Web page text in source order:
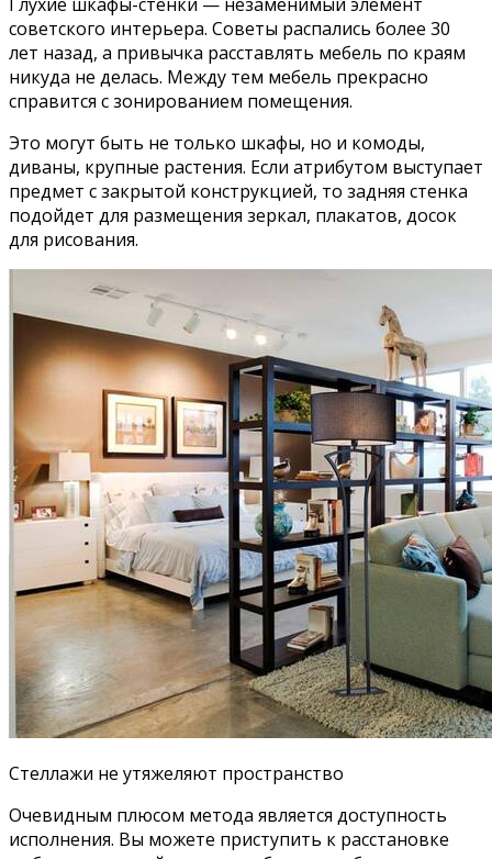
советского интерьера. Советы распались более 30
лет назад, а привычка расставлять мебель по краям
никуда не делась. Между тем мебель прекрасно
справится с зонированием помещения.
Это могут быть не только шкафы, но и комоды,
диваны, крупные растения. Если атрибутом выступает
предмет с закрытой конструкцией, то задняя стенка
подойдет для размещения зеркал, плакатов, досок
для рисования.
Стеллажи не утяжеляют пространство
Очевидным плюсом метода является доступность
исполнения. Вы можете приступить к расстановке